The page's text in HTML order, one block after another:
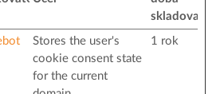
skladovania
Stores the user's
cookie consent state
for the current
1 rok